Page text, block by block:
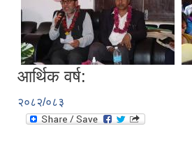
आर्थिक वर्ष:
२०८२/०८३